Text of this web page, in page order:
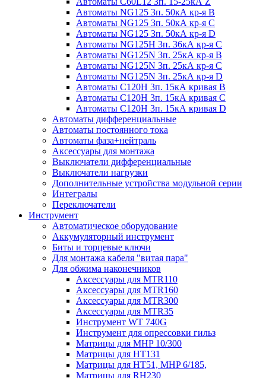
Автоматы NG125 3п. 50кА кр-я B
Автоматы NG125 3п. 50кА кр-я C
Автоматы NG125 3п. 50кА кр-я D
Автоматы NG125H 3п. 36кА кр-я C
Автоматы NG125N 3п. 25кА кр-я B
Автоматы NG125N 3п. 25кА кр-я C
Автоматы NG125N 3п. 25кА кр-я D
Автоматы С120Н 3п. 15кА кривая B
Автоматы С120Н 3п. 15кА кривая C
Автоматы С120Н 3п. 15кА кривая D
Автоматы дифференциальные
Автоматы постоянного тока
Автоматы фаза+нейтраль
Аксессуары для монтажа
Выключатели дифференциальные
Выключатели нагрузки
Дополнительные устройства модульной серии
Интегралы
Переключатели
Инструмент
Автоматическое оборудование
Аккумуляторный инструмент
Биты и торцевые ключи
Для монтажа кабеля "витая пара"
Для обжима наконечников
Аксессуары для MTR110
Аксессуары для MTR160
Аксессуары для MTR300
Аксессуары для MTR35
Инструмент WT 740G
Инструмент для опрессовки гильз
Матрицы для MHP 10/300
Матрицы для НТ131
Матрицы для НТ51, MHP 6/185,
Матрицы для RH230